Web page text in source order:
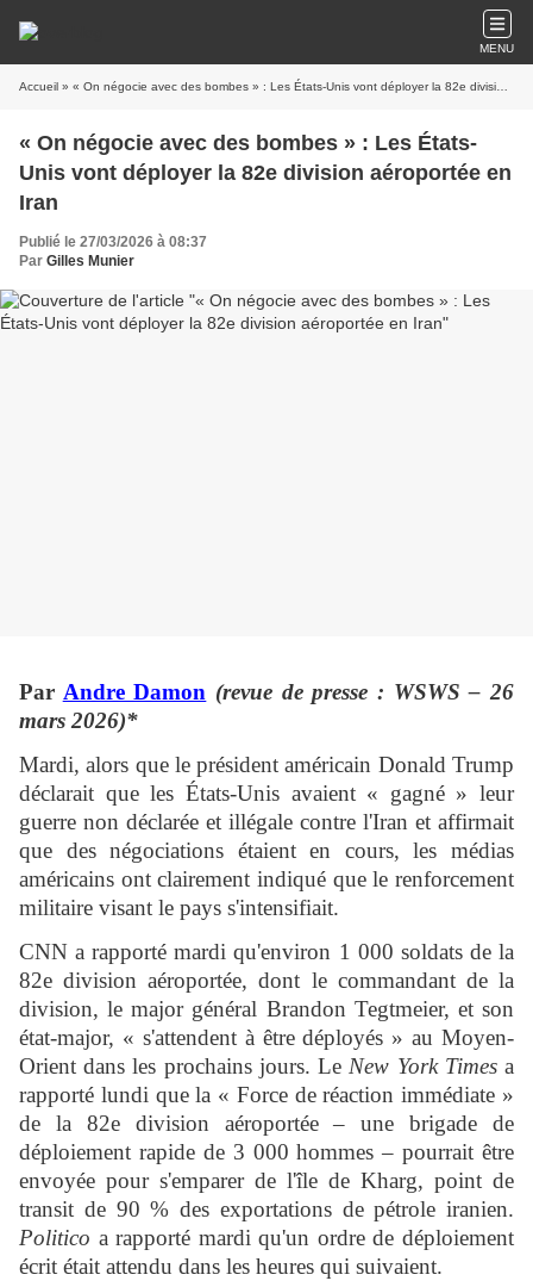
MENU
Accueil » « On négocie avec des bombes » : Les États-Unis vont déployer la 82e division aéroportée en Iran
« On négocie avec des bombes » : Les États-
Unis vont déployer la 82e division aéroportée en
Iran
Publié le 27/03/2026 à 08:37
Par Gilles Munier
Par Andre Damon (revue de presse : WSWS – 26
mars 2026)*
Mardi, alors que le président américain Donald Trump
déclarait que les États-Unis avaient « gagné » leur
guerre non déclarée et illégale contre l'Iran et affirmait
que des négociations étaient en cours, les médias
américains ont clairement indiqué que le renforcement
militaire visant le pays s'intensifiait.
CNN a rapporté mardi qu'environ 1 000 soldats de la
82e division aéroportée, dont le commandant de la
division, le major général Brandon Tegtmeier, et son
état-major, « s'attendent à être déployés » au Moyen-
Orient dans les prochains jours. Le New York Timesa
rapporté lundi que la « Force de réaction immédiate »
de la 82e division aéroportée – une brigade de
déploiement rapide de 3 000 hommes – pourrait être
envoyée pour s'emparer de l'île de Kharg, point de
transit de 90 % des exportations de pétrole iranien.
Politico a rapporté mardi qu'un ordre de déploiement
écrit était attendu dans les heures qui suivaient.